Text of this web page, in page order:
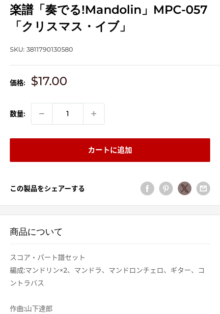
楽譜「奏でる!Mandolin」MPC-057
「クリスマス・イブ」
SKU: 3811790130580
価格:
販
価
格
$17.00
数量:
カートに追加
この製品をシェアーする
商品について
スコア・パート譜セット
編成:マンドリン×2、マンドラ、マンドロンチェロ、ギター、コ
ントラバス
作曲:山下達郎